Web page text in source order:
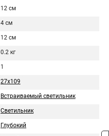
12 см
4 см
12 см
0.2 кг
1
27x109
Встраиваемый светильник
Светильник
Глубокий